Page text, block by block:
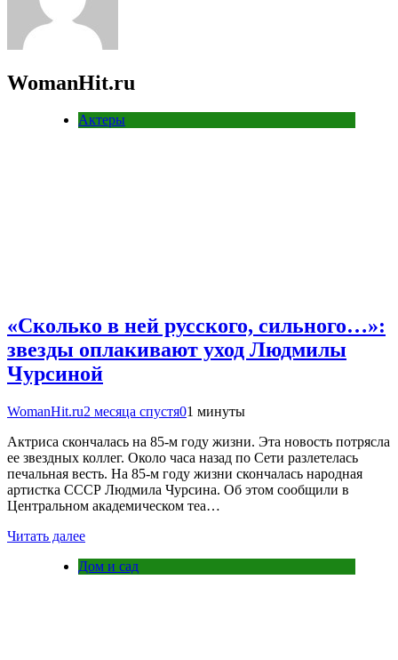
WomanHit.ru
Актеры
«Сколько в ней русского, сильного…»:
звезды оплакивают уход Людмилы
Чурсиной
WomanHit.ru2 месяца спустя01 минуты
Актриса скончалась на 85-м году жизни. Эта новость потрясла
ее звездных коллег. Около часа назад по Сети разлетелась
печальная весть. На 85-м году жизни скончалась народная
артистка СССР Людмила Чурсина. Об этом сообщили в
Центральном академическом теа…
Читать далее
Дом и сад